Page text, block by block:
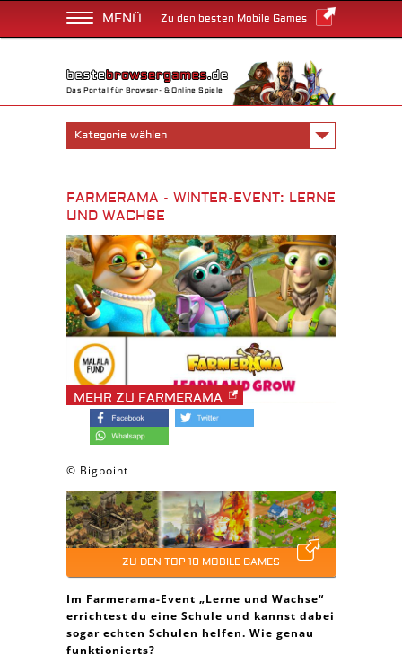
MENÜ Zu den besten Mobile Games
Das Portal für Browser- & Online Spiele
Kategorie wählen
FARMERAMA - WINTER-EVENT: LERNE
UND WACHSE
MEHR ZU FARMERAMA
© Bigpoint
ZU DEN TOP 10 MOBILE GAMES
Im Farmerama-Event „Lerne und Wachse“
errichtest du eine Schule und kannst dabei
sogar echten Schulen helfen. Wie genau
funktionierts?